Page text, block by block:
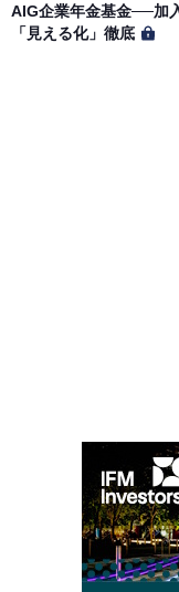
AIG企業年金基金──加
「見える化」徹底